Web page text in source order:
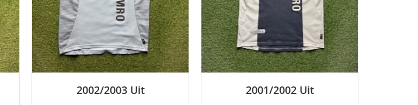
2002/2003 Uit 2001/2002 Uit